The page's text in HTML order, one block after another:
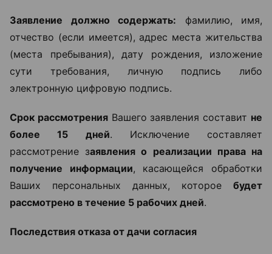
Заявление должно содержать: фамилию, имя,
отчество (если имеется), адрес места жительства
(места пребывания), дату рождения, изложение
сути требования, личную подпись либо
электронную цифровую подпись.
Срок рассмотренияВашего заявления составит не
более 15 дней. Исключение составляет
рассмотрение заявления о реализации права на
получение информации, касающейся обработки
Ваших персональных данных, которое будет
рассмотрено в течение 5 рабочих дней.
Последствия отказа от дачи согласия